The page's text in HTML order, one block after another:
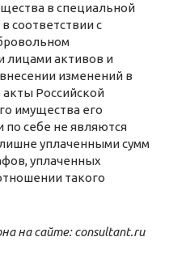
в специальной
соответствии с
лицами активов и
изменений в
Российской
имущества его
по себе не являются
уплаченными сумм
уплаченных
такого
на сайте:consultant.ru